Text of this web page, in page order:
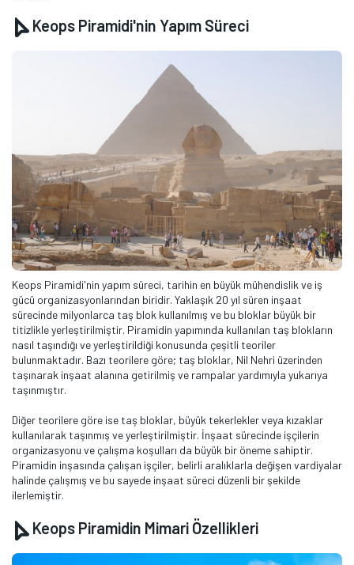
Keops Piramidi'nin Yapım Süreci
Keops Piramidi'nin yapım süreci, tarihin en büyük mühendislik ve iş
gücü organizasyonlarından biridir. Yaklaşık 20 yıl süren inşaat
sürecinde milyonlarca taş blok kullanılmış ve bu bloklar büyük bir
titizlikle yerleştirilmiştir. Piramidin yapımında kullanılan taş blokların
nasıl taşındığı ve yerleştirildiği konusunda çeşitli teoriler
bulunmaktadır. Bazı teorilere göre; taş bloklar, Nil Nehri üzerinden
taşınarak inşaat alanına getirilmiş ve rampalar yardımıyla yukarıya
taşınmıştır.
Diğer teorilere göre ise taş bloklar, büyük tekerlekler veya kızaklar
kullanılarak taşınmış ve yerleştirilmiştir. İnşaat sürecinde işçilerin
organizasyonu ve çalışma koşulları da büyük bir öneme sahiptir.
Piramidin inşasında çalışan işçiler, belirli aralıklarla değişen vardiyalar
halinde çalışmış ve bu sayede inşaat süreci düzenli bir şekilde
ilerlemiştir.
Keops Piramidin Mimari Özellikleri